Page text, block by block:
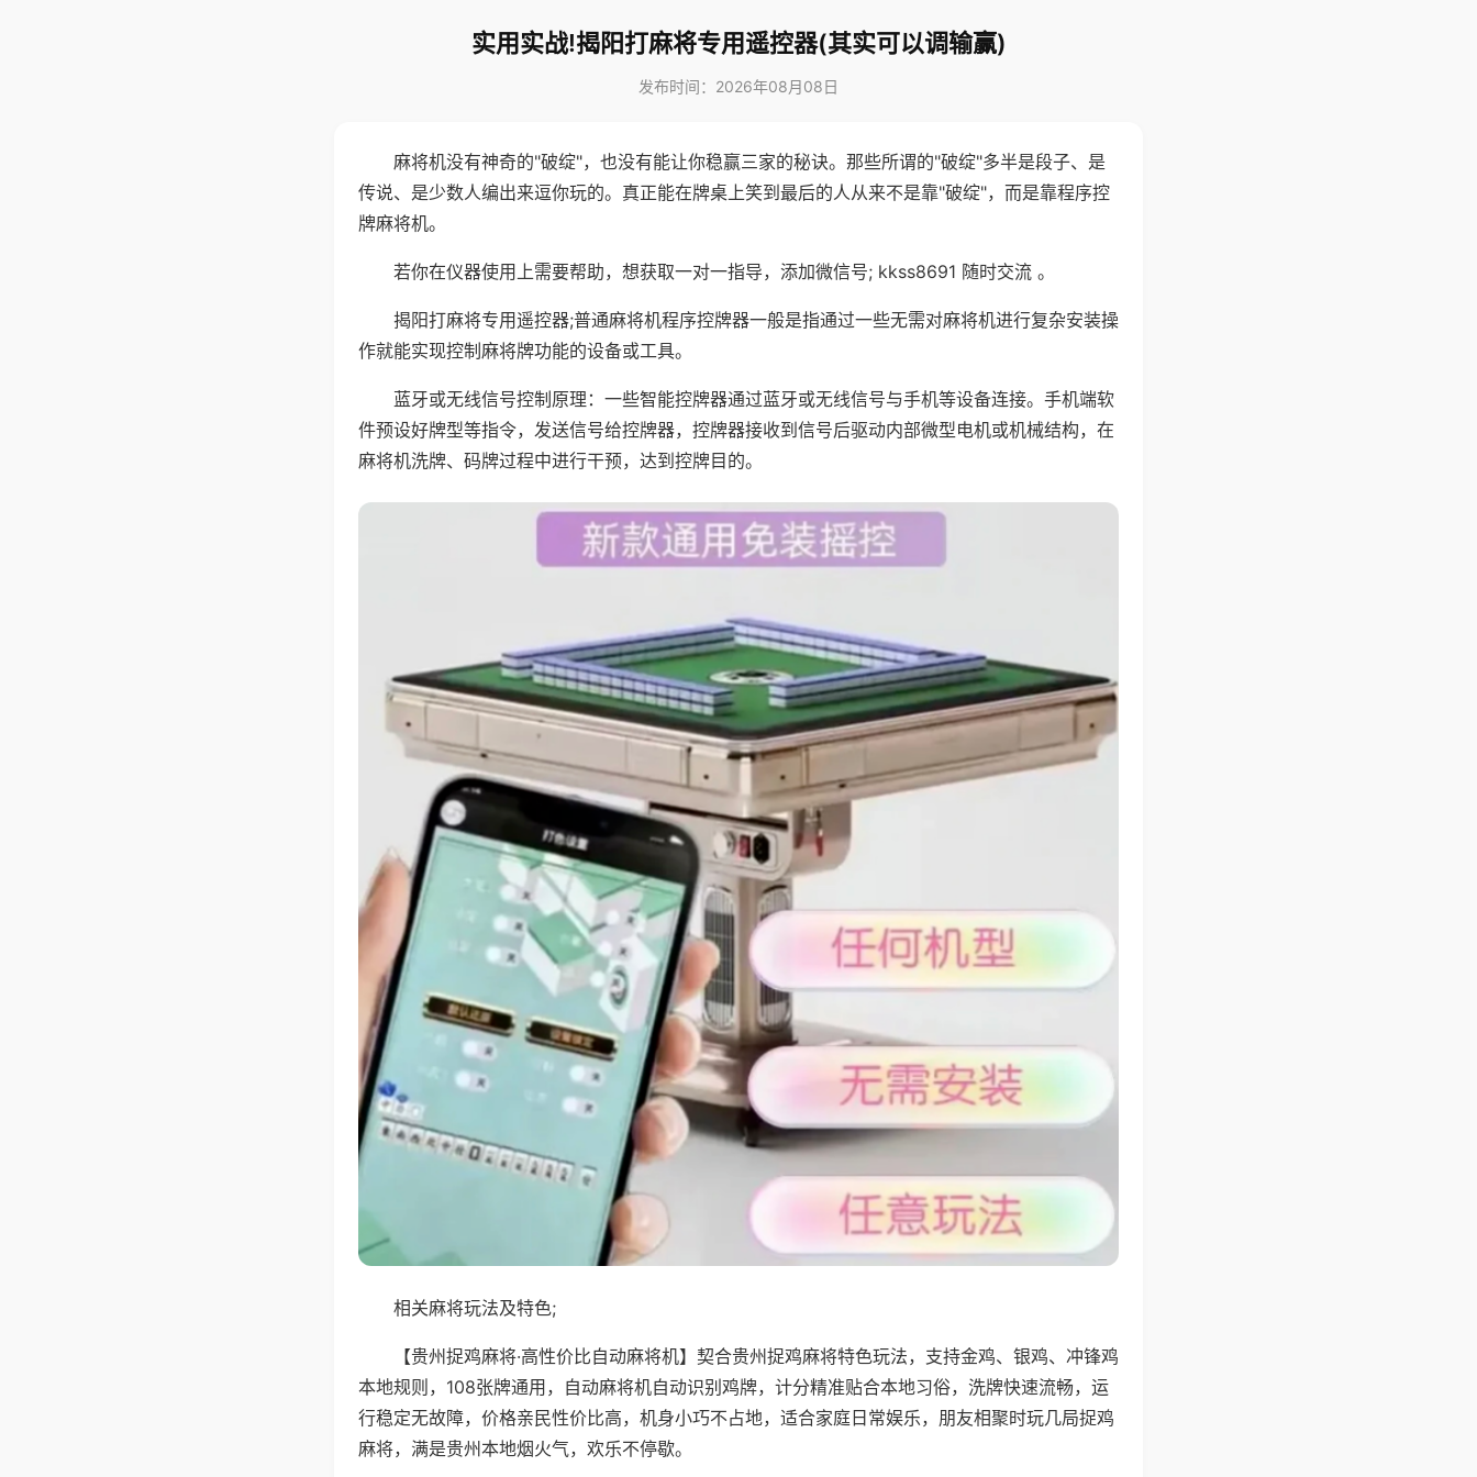
实用实战!揭阳打麻将专用遥控器(其实可以调输赢)
发布时间：2026年08月08日
麻将机没有神奇的"破绽"，也没有能让你稳赢三家的秘诀。那些所谓的"破绽"多半是段子、是
传说、是少数人编出来逗你玩的。真正能在牌桌上笑到最后的人从来不是靠"破绽"，而是靠程序控
牌麻将机。
若你在仪器使用上需要帮助，想获取一对一指导，添加微信号; kkss8691 随时交流 。
揭阳打麻将专用遥控器;普通麻将机程序控牌器一般是指通过一些无需对麻将机进行复杂安装操
作就能实现控制麻将牌功能的设备或工具。
蓝牙或无线信号控制原理：一些智能控牌器通过蓝牙或无线信号与手机等设备连接。手机端软
件预设好牌型等指令，发送信号给控牌器，控牌器接收到信号后驱动内部微型电机或机械结构，在
麻将机洗牌、码牌过程中进行干预，达到控牌目的。
相关麻将玩法及特色;
【贵州捉鸡麻将·高性价比自动麻将机】契合贵州捉鸡麻将特色玩法，支持金鸡、银鸡、冲锋鸡
本地规则，108张牌通用，自动麻将机自动识别鸡牌，计分精准贴合本地习俗，洗牌快速流畅，运
行稳定无故障，价格亲民性价比高，机身小巧不占地，适合家庭日常娱乐，朋友相聚时玩几局捉鸡
麻将，满是贵州本地烟火气，欢乐不停歇。